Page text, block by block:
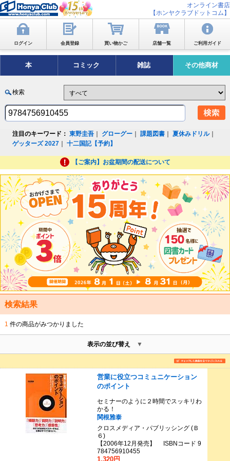
オンライン書店
【ホンヤクラブドットコム】
ログイン 会員登録 買い物かご 店舗一覧 ご利用ガイド
本 コミック 雑誌 その他商材
検索
注目のキーワード： 東野圭吾 グローグー ｜課題図書 ｜夏休みドリル｜
ゲッターズ 2027 ｜十二国記【予約】
【ご案内】お盆期間の配送について
検索結果
1 件の商品がみつかりました
表示の並び替え
営業に役立つコミュニケーション
のポイント
セミナーのように２時間でスッキリわ
かる！
関根雅泰
クロスメディア・パブリッシング (Ｂ
６)
【2006年12月発売】 ISBNコード 9
784756910455
1,320円